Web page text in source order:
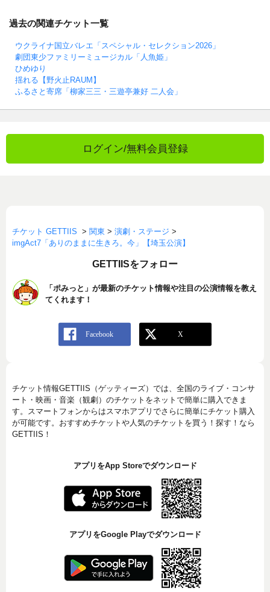
過去の関連チケット一覧
ウクライナ国立バレエ「スペシャル・セレクション2026」
劇団東少ファミリーミュージカル「人魚姫」
ひめゆり
揺れる【野火止RAUM】
ふるさと寄席「柳家三三・三遊亭兼好 二人会」
ログイン/無料会員登録
チケット GETTIIS > 関東 > 演劇・ステージ >
imgAct7「ありのままに生きろ。今」【埼玉公演】
GETTIISをフォロー
「ポみっと」が最新のチケット情報や注目の公演情報を教え
てくれます！
チケット情報GETTIIS（ゲッティーズ）では、全国のライブ・コンサ
ート・映画・音楽（観劇）のチケットをネットで簡単に購入できま
す。スマートフォンからはスマホアプリでさらに簡単にチケット購入
が可能です。おすすめチケットや人気のチケットを買う！探す！なら
GETTIIS！
アプリをApp Storeでダウンロード
アプリをGoogle Playでダウンロード